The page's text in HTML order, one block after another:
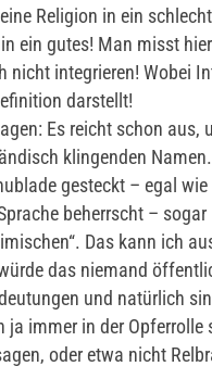
Religion in ein
ein gutes! Man misst
nicht integrieren! Wobei
darstellt!
Es reicht schon aus,
klingenden
gesteckt – egal
beherrscht – sogar
Das kann ich
das niemand
und natürlich
ja immer in der Opferrolle
oder etwa nicht